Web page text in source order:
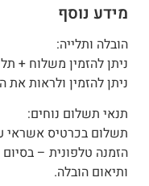
מידע נוסף
הובלה ותלייה:
ניתן להזמין משלוח +
ניתן להזמין ולראות
תנאי תשלום נוחים:
תשלום בכרטיס אשראי עד 6 תשלומים ללא
הזמנה טלפונית –
ותיאום הובלה.